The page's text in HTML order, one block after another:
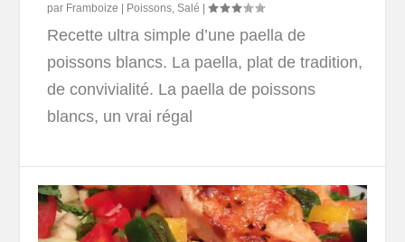
par Framboize Poissons,Salé |
Recette ultra simple d’une paella de
poissons blancs. La paella, plat de tradition,
de convivialité. La paella de poissons
blancs, un vrai régal